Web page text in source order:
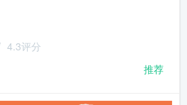
4.3评分
推荐